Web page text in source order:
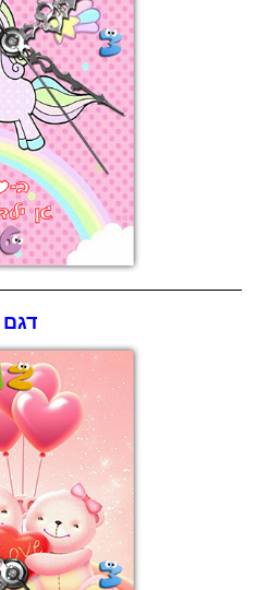
דגם 6